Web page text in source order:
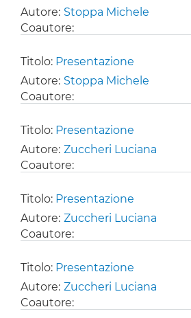
Autore: Stoppa Michele
Coautore:
Titolo: Presentazione
Autore: Stoppa Michele
Coautore:
Titolo: Presentazione
Autore: Zuccheri Luciana
Coautore:
Titolo: Presentazione
Autore: Zuccheri Luciana
Coautore:
Titolo: Presentazione
Autore: Zuccheri Luciana
Coautore: